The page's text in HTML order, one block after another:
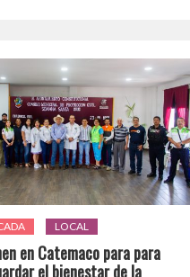
LOCAL
en Catemaco para para
el bienestar de la